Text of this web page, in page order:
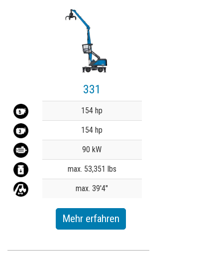
331
154 hp
154 hp
90 kW
max. 53,351 lbs
max. 39'4"
Mehr erfahren